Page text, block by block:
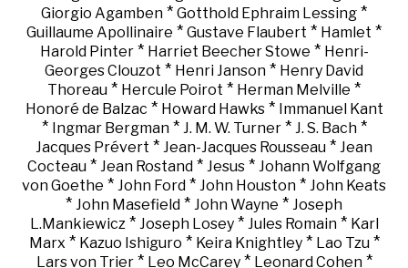
Giorgio Agamben * Gotthold Ephraim Lessing *
Guillaume Apollinaire * Gustave Flaubert * Hamlet *
Harold Pinter* Harriet Beecher Stowe * Henri-
Georges Clouzot * Henri Janson * Henry David
Thoreau * Hercule Poirot * Herman Melville *
Honoré de Balzac * Howard Hawks* Immanuel Kant
* Ingmar Bergman* J. M. W. Turner* J. S. Bach*
Jacques Prévert * Jean-Jacques Rousseau * Jean
Cocteau * Jean Rostand * Jesus * Johann Wolfgang
von Goethe * John Ford * John Houston * John Keats
* John Masefield * John Wayne * Joseph
L.Mankiewicz* Joseph Losey* Jules Romain* Karl
Marx * Kazuo Ishiguro * Keira Knightley* Lao Tzu*
Lars von Trier* Leo McCarey* Leonard Cohen*